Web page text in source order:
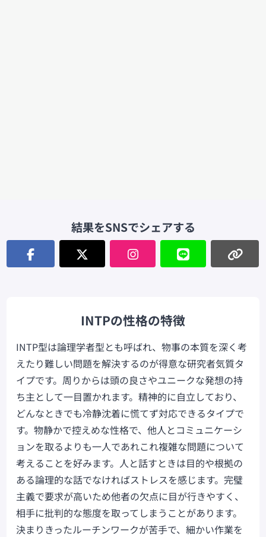
結果をSNSでシェアする
INTPの性格の特徴
INTP型は論理学者型とも呼ばれ、物事の本質を深く考
えたり難しい問題を解決するのが得意な研究者気質タ
イプです。周りからは頭の良さやユニークな発想の持
ち主として一目置かれます。精神的に自立しており、
どんなときでも冷静沈着に慌てず対応できるタイプで
す。物静かで控えめな性格で、他人とコミュニケーシ
ョンを取るよりも一人であれこれ複雑な問題について
考えることを好みます。人と話すときは目的や根拠の
ある論理的な話でなければストレスを感じます。完璧
主義で要求が高いため他者の欠点に目が行きやすく、
相手に批判的な態度を取ってしまうことがあります。
決まりきったルーチンワークが苦手で、細かい作業を